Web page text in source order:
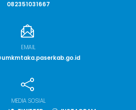
082351031667
EMAIL
MEDIA SOSIAL